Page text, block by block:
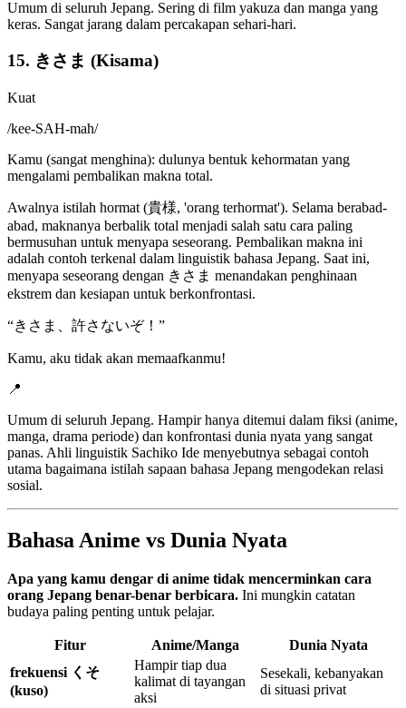
Umum di seluruh Jepang. Sering di film yakuza dan manga yang
keras. Sangat jarang dalam percakapan sehari-hari.
15. きさま (Kisama)
Kuat
/kee-SAH-mah/
Kamu (sangat menghina): dulunya bentuk kehormatan yang
mengalami pembalikan makna total.
Awalnya istilah hormat (貴様, 'orang terhormat'). Selama berabad-
abad, maknanya berbalik total menjadi salah satu cara paling
bermusuhan untuk menyapa seseorang. Pembalikan makna ini
adalah contoh terkenal dalam linguistik bahasa Jepang. Saat ini,
menyapa seseorang dengan きさま menandakan penghinaan
ekstrem dan kesiapan untuk berkonfrontasi.
“きさま、許さないぞ！ ”
Kamu, aku tidak akan memaafkanmu!
📍
Umum di seluruh Jepang. Hampir hanya ditemui dalam fiksi (anime,
manga, drama periode) dan konfrontasi dunia nyata yang sangat
panas. Ahli linguistik Sachiko Ide menyebutnya sebagai contoh
utama bagaimana istilah sapaan bahasa Jepang mengodekan relasi
sosial.
Bahasa Anime vs Dunia Nyata
Apa yang kamu dengar di anime tidak mencerminkan cara
orang Jepang benar-benar berbicara. Ini mungkin catatan
budaya paling penting untuk pelajar.
Fitur Anime/Manga
Dunia Nyata
frekuensi くそ
(kuso)
Hampir tiap dua
kalimat di tayangan
aksi
Sesekali, kebanyakan
di situasi privat